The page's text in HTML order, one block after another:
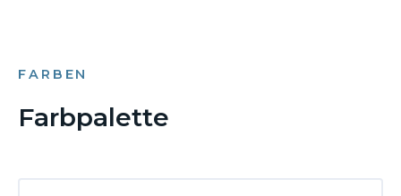
FARBEN
Farbpalette